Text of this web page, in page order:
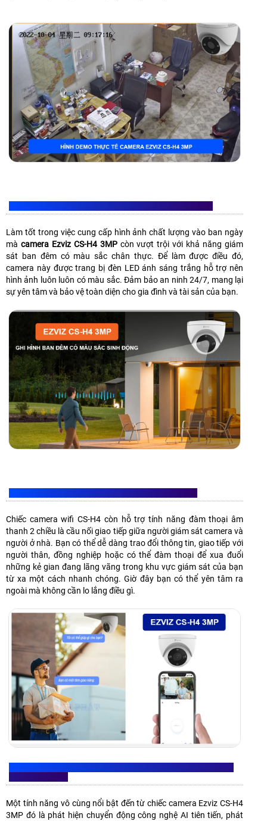
Làm tốt trong việc cung cấp hình ảnh chất lượng vào ban ngày
mà camera Ezviz CS-H4 3MPcòn vượt trội với khả năng giám
sát ban đêm có màu sắc chân thực. Để làm được điều đó,
camera này được trang bị đèn LED ánh sáng trắng hỗ trợ nên
hình ảnh luôn luôn có màu sắc. Đảm bảo an ninh 24/7, mang lại
sự yên tâm và bảo vệ toàn diện cho gia đình và tài sản của bạn.
Chiếc camera wifi CS-H4 còn hỗ trợ tính năng đàm thoại âm
thanh 2 chiều là cầu nối giao tiếp giữa người giám sát camera và
người ở nhà. Bạn có thể dễ dàng trao đổi thông tin, giao tiếp với
người thân, đồng nghiệp hoặc có thể đàm thoại để xua đuổi
những kẻ gian đang lãng vãng trong khu vực giám sát của bạn
từ xa một cách nhanh chóng. Giờ đây bạn có thể yên tâm ra
ngoài mà không cần lo lắng điều gì.
Một tính năng vô cùng nổi bật đến từ chiếc camera Ezviz CS-H4
3MP đó là phát hiện chuyển động công nghệ AI tiên tiến, phát